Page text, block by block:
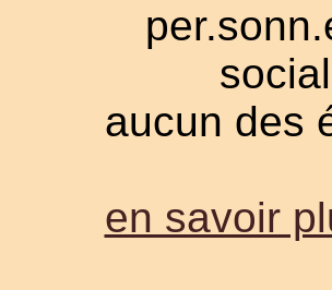
aucun des
en savoir